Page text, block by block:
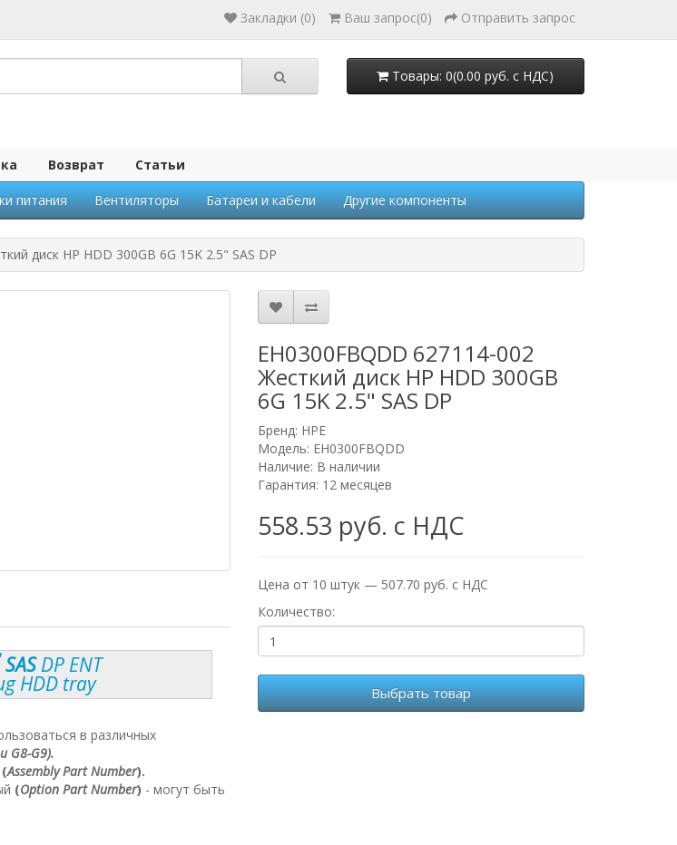
Закладки (0) Ваш запрос(0) Отправить запрос
Товары: 0(0.00 руб. с НДС)
Возврат Статьи
питания Вентиляторы Батареи и кабели Другие компоненты
диск HP HDD 300GB 6G 15K 2.5" SAS DP
SASDP ENT
HDD tray
в различных
G8-G9).
(Assembly Part Number).
(Option Part Number) - могут быть
EH0300FBQDD 627114-002
Жесткий диск HP HDD 300GB
6G 15K 2.5" SAS DP
Бренд: HPE
Модель: EH0300FBQDD
Наличие: В наличии
Гарантия: 12 месяцев
558.53 руб. с НДС
Цена от 10 штук — 507.70 руб. с НДС
Количество:
Выбрать товар